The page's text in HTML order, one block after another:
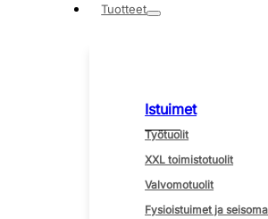
Tuotteet
Istuimet
Työtuolit
XXL toimistotuolit
Valvomotuolit
Fysioistuimet ja